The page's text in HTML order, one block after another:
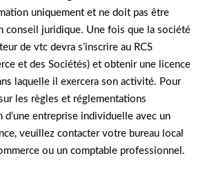
uniquement et ne doit pas être
conseil juridique. Une fois que la société
de vtc devra s’inscrire au RCS
et des Sociétés) et obtenir une licence
laquelle il exercera son activité. Pour
les règles et réglementations
d’une entreprise individuelle avec un
veuillez contacter votre bureau local
ou un comptable professionnel.